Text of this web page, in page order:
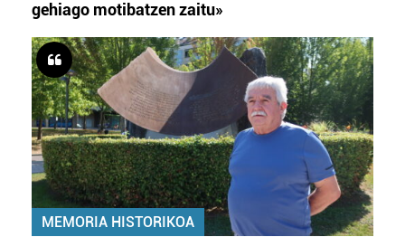
gehiago motibatzen zaitu»
MEMORIA HISTORIKOA